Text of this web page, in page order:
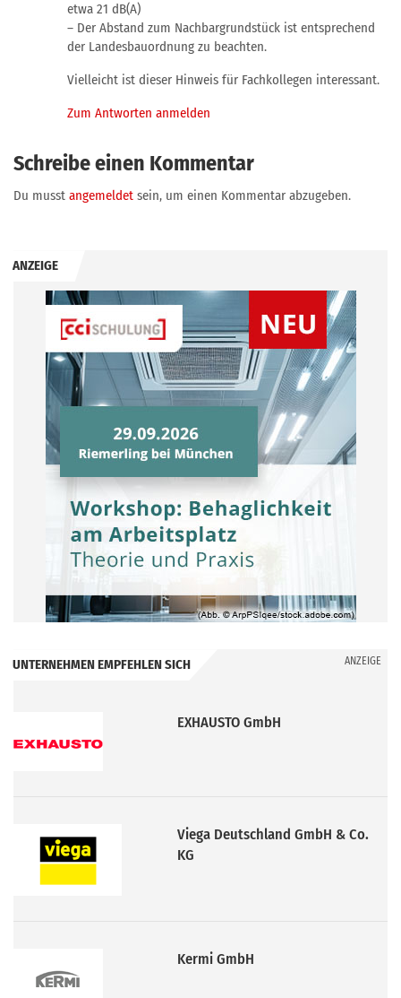
etwa 21 dB(A)
– Der Abstand zum Nachbargrundstück ist entsprechend
der Landesbauordnung zu beachten.
Vielleicht ist dieser Hinweis für Fachkollegen interessant.
Zum Antworten anmelden
Schreibe einen Kommentar
Du musst angemeldet sein, um einen Kommentar abzugeben.
ANZEIGE
UNTERNEHMEN EMPFEHLEN SICH ANZEIGE
Viega Deutschland GmbH & Co.
Kermi GmbH
MTF Marken-Distributions GmbH